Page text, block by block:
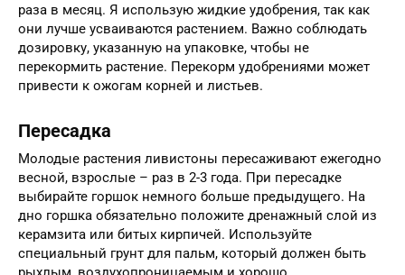
раза в месяц. Я использую жидкие удобрения, так как
они лучше усваиваются растением. Важно соблюдать
дозировку, указанную на упаковке, чтобы не
перекормить растение. Перекорм удобрениями может
привести к ожогам корней и листьев.
Пересадка
Молодые растения ливистоны пересаживают ежегодно
весной, взрослые – раз в 2-3 года. При пересадке
выбирайте горшок немного больше предыдущего. На
дно горшка обязательно положите дренажный слой из
керамзита или битых кирпичей. Используйте
специальный грунт для пальм, который должен быть